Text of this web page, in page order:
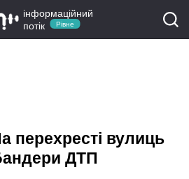
інформаційний
потік
Рівне
перехресті вулиць
ДТП